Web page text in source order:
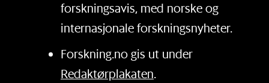
forskningsavis, med norske og
internasjonale forskningsnyheter.
Forskning.no gis ut under
Redaktørplakaten.